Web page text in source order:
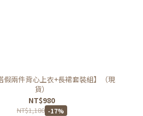
假兩件背心上衣+長裙套裝組】（現
貨）
NT$980
NT$1,180 -17%